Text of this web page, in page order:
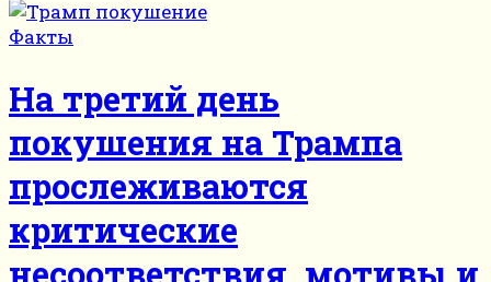
Факты
На третий день
покушения на Трампа
прослеживаются
критические
несоответствия, мотивы и